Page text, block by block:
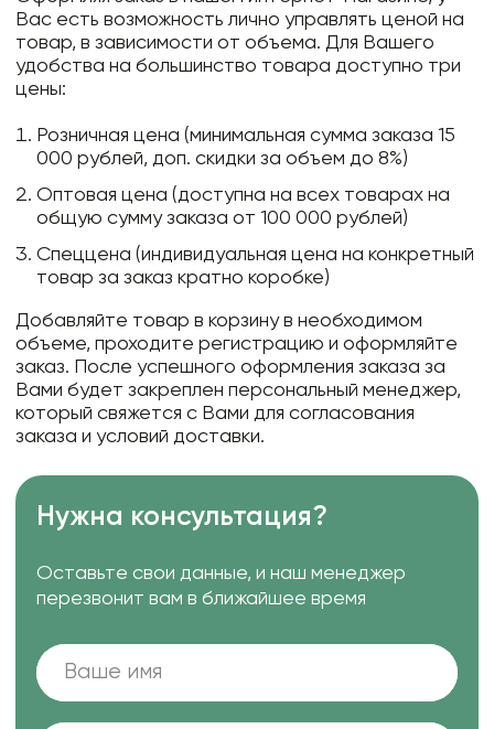
Вас есть возможность лично управлять ценой на
товар, в зависимости от объема. Для Вашего
удобства на большинство товара доступно три
цены:
Розничная цена (минимальная сумма заказа 15
000 рублей, доп. скидки за объем до 8%)
Оптовая цена (доступна на всех товарах на
общую сумму заказа от 100 000 рублей)
Спеццена (индивидуальная цена на конкретный
товар за заказ кратно коробке)
Добавляйте товар в корзину в необходимом
объеме, проходите регистрацию и оформляйте
заказ. После успешного оформления заказа за
Вами будет закреплен персональный менеджер,
который свяжется с Вами для согласования
заказа и условий доставки.
Нужна консультация?
Оставьте свои данные, и наш менеджер
перезвонит вам в ближайшее время